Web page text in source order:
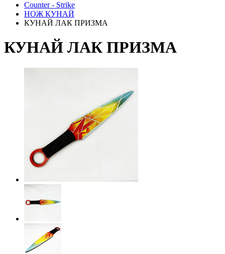
Counter - Strike
НОЖ КУНАЙ
КУНАЙ ЛАК ПРИЗМА
КУНАЙ ЛАК ПРИЗМА